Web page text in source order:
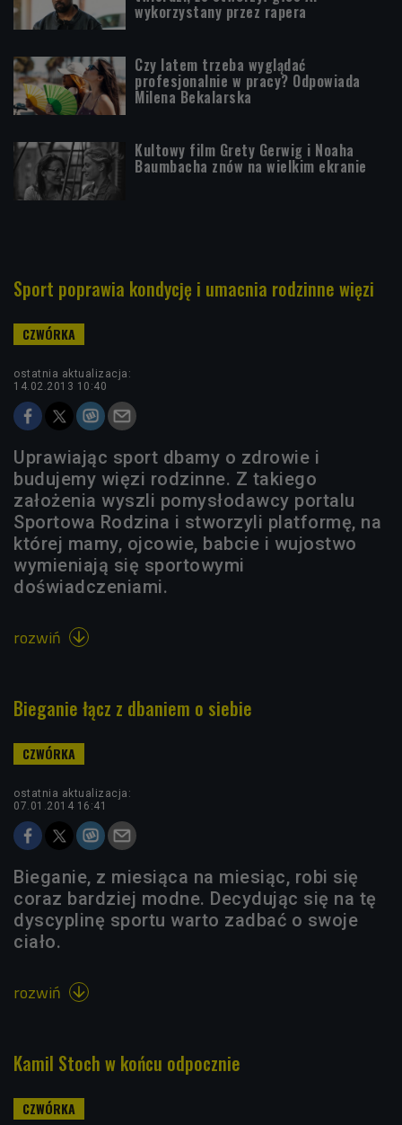
wykorzystany przez rapera
Czy latem trzeba wyglądać
profesjonalnie w pracy? Odpowiada
Milena Bekalarska
Kultowy film Grety Gerwig i Noaha
Baumbacha znów na wielkim ekranie
Sport poprawia kondycję i umacnia rodzinne więzi
ostatnia aktualizacja:
14.02.2013 10:40
Uprawiając sport dbamy o zdrowie i
budujemy więzi rodzinne. Z takiego
założenia wyszli pomysłodawcy portalu
Sportowa Rodzina i stworzyli platformę, na
której mamy, ojcowie, babcie i wujostwo
wymieniają się sportowymi
doświadczeniami.
rozwiń 
Bieganie łącz z dbaniem o siebie
ostatnia aktualizacja:
07.01.2014 16:41
Bieganie, z miesiąca na miesiąc, robi się
coraz bardziej modne. Decydując się na tę
dyscyplinę sportu warto zadbać o swoje
ciało.
rozwiń 
Kamil Stoch w końcu odpocznie